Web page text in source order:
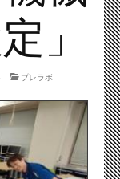
」
プレラボ